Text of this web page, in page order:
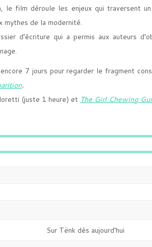
le film déroule les enjeux qui traversent
mythes de la modernité.
d’écriture qui a permis aux auteurs
7 jours pour regarder le fragment
.
(juste 1 heure) et The Girl Chewing
Sur Tënk dès aujourd’hui